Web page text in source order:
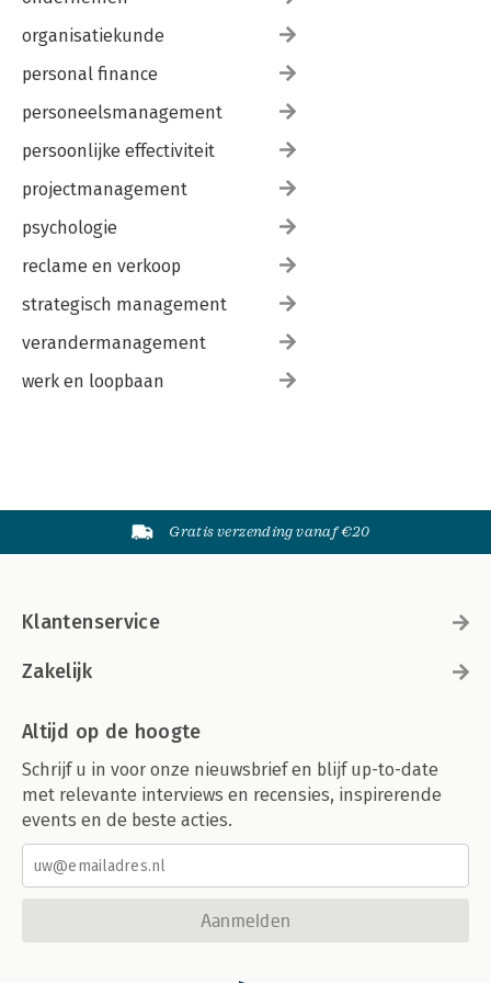
organisatiekunde
personal finance
personeelsmanagement
persoonlijke effectiviteit
projectmanagement
psychologie
reclame en verkoop
strategisch management
verandermanagement
werk en loopbaan
Gratis verzending vanaf €20
Klantenservice
Zakelijk
Altijd op de hoogte
Schrijf u in voor onze nieuwsbrief en blijf up-to-date
met relevante interviews en recensies, inspirerende
events en de beste acties.
Aanmelden